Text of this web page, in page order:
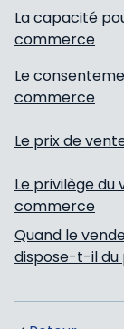
La capacité
commerce
Le
commerce
Le prix de
Le privilège du
commerce
Quand le
dispose-t-il du